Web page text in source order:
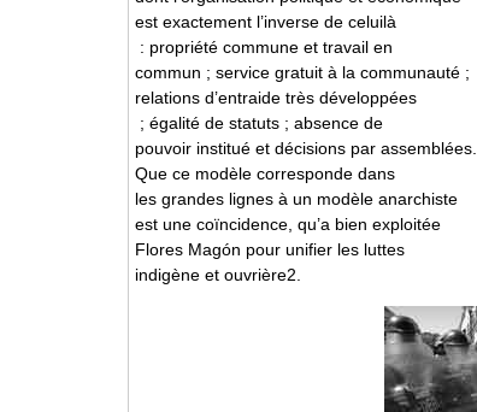
est exactement l’inverse de celuilà
: propriété commune et travail en
commun ; service gratuit à la communauté ;
relations d’entraide très développées
; égalité de statuts ; absence de
pouvoir institué et décisions par assemblées.
Que ce modèle corresponde dans
les grandes lignes à un modèle anarchiste
est une coïncidence, qu’a bien exploitée
Flores Magón pour unifier les luttes
indigène et ouvrière2.